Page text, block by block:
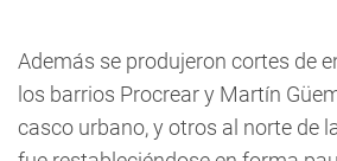
Además se produjeron cortes de
los barrios Procrear y Martín
casco urbano, y otros al norte de